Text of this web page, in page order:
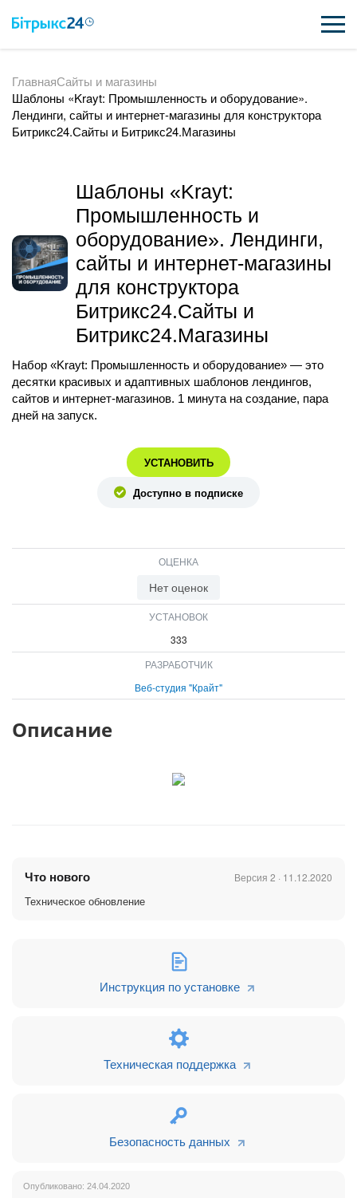
ВОЗМОЖНОСТИ
ЦЕНЫ
ВНЕДРЕНИЕ
ПОЛЕЗНОЕ
ПОДДЕРЖКА
ПОЛУЧИТЬ БЕСПЛАТНО
ВХОД
ВХОД
ГлавнаяСайты и магазины
Шаблоны «Krayt: Промышленность и оборудование».
Лендинги, сайты и интернет-магазины для конструктора
Битрикс24.Сайты и Битрикс24.Магазины
Шаблоны «Krayt:
Промышленность и
оборудование». Лендинги,
сайты и интернет-магазины
для конструктора
Битрикс24.Сайты и
Битрикс24.Магазины
Набор «Krayt: Промышленность и оборудование» — это
десятки красивых и адаптивных шаблонов лендингов,
сайтов и интернет-магазинов. 1 минута на создание, пара
дней на запуск.
УСТАНОВИТЬ
Доступно в подписке
ОЦЕНКА
Нет оценок
УСТАНОВОК
333
РАЗРАБОТЧИК
Веб-студия "Крайт"
Описание
Что нового Версия 2 · 11.12.2020
Техническое обновление
Инструкция по установке
Техническая поддержка
Безопасность данных
Опубликовано: 24.04.2020